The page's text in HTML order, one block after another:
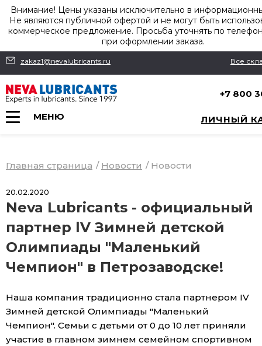
Внимание! Цены указаны исключительно в
Не являются публичной офертой и не могут быть
коммерческое предложение. Просьба уточнять по
при оформлении заказа.
zakaz1@nevalubricants.ru Все
+7 800
МЕНЮ ЛИЧНЫЙ
Главная страница / Новости / Новости
20.02.2020
Neva Lubricants - официальный
партнер lV Зимней детской
Олимпиады "Маленький
Чемпион" в Петрозаводске!
Наша компания традиционно стала партнером IV
Зимней детской Олимпиады "Маленький
Чемпион". Семьи с детьми от 0 до 10 лет приняли
участие в главном зимнем семейном спортивном